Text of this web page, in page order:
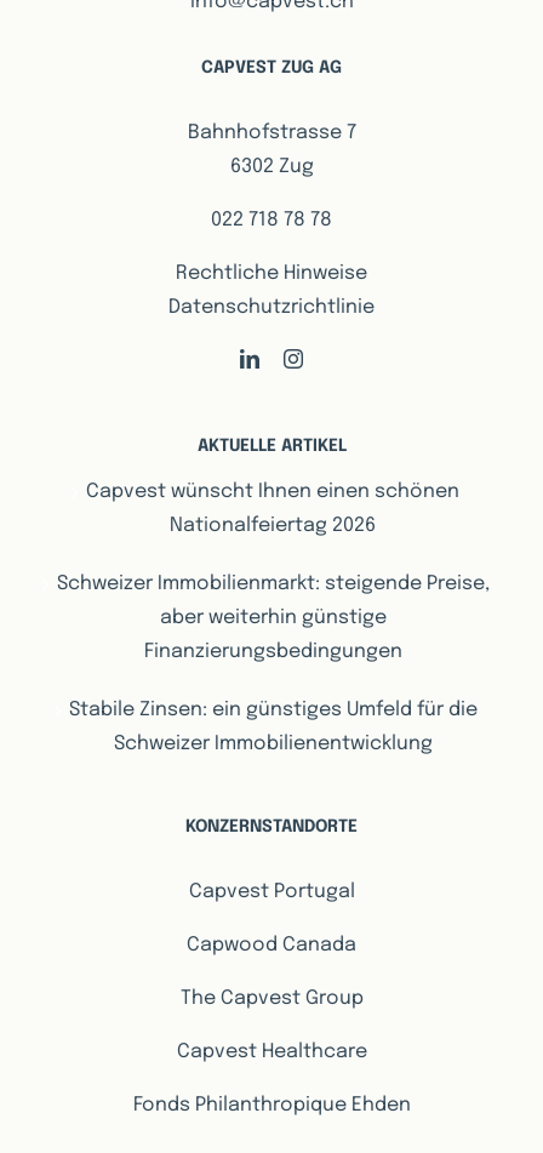
CAPVEST ZUG AG
Bahnhofstrasse 7
6302 Zug
022 718 78 78
Rechtliche Hinweise
Datenschutzrichtlinie
AKTUELLE ARTIKEL
Capvest wünscht Ihnen einen schönen
Nationalfeiertag 2026
Schweizer Immobilienmarkt: steigende Preise,
aber weiterhin günstige
Finanzierungsbedingungen
Stabile Zinsen: ein günstiges Umfeld für die
Schweizer Immobilienentwicklung
KONZERNSTANDORTE
Capvest Portugal
Capwood Canada
The Capvest Group
Capvest Healthcare
Fonds Philanthropique Ehden